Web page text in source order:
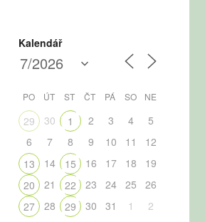
Kalendář
PO ÚT ST ČT PÁ SO NE
29 30 1 2 3 4
5
6
7 8 9 10 11
12
13
14 15 16 17 18
19
20
21 22 23 24 25
26
27
28 29 30 31 1 2